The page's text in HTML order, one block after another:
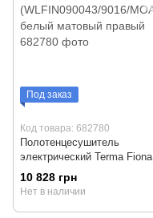
Под заказ
Код товара: 682780
Полотенцесушитель
электрический Terma Fiona
900x430
(WLFIN090043/9016/MOA)
10 828 грн
Нет в наличии